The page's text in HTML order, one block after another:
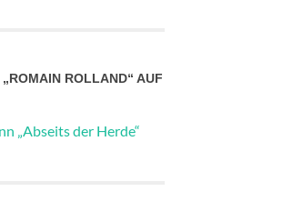
ROLLAND“ AUF
„Abseits der Herde“